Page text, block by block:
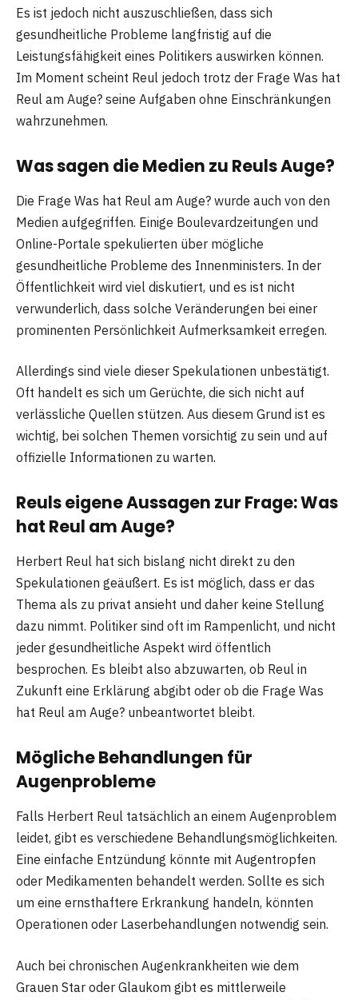
Es ist jedoch nicht auszuschließen, dass sich
gesundheitliche Probleme langfristig auf die
Leistungsfähigkeit eines Politikers auswirken können.
Im Moment scheint Reul jedoch trotz der Frage Was hat
Reul am Auge? seine Aufgaben ohne Einschränkungen
wahrzunehmen.
Was sagen die Medien zu Reuls Auge?
Die Frage Was hat Reul am Auge? wurde auch von den
Medien aufgegriffen. Einige Boulevardzeitungen und
Online-Portale spekulierten über mögliche
gesundheitliche Probleme des Innenministers. In der
Öffentlichkeit wird viel diskutiert, und es ist nicht
verwunderlich, dass solche Veränderungen bei einer
prominenten Persönlichkeit Aufmerksamkeit erregen.
Allerdings sind viele dieser Spekulationen unbestätigt.
Oft handelt es sich um Gerüchte, die sich nicht auf
verlässliche Quellen stützen. Aus diesem Grund ist es
wichtig, bei solchen Themen vorsichtig zu sein und auf
offizielle Informationen zu warten.
Reuls eigene Aussagen zur Frage: Was
hat Reul am Auge?
Herbert Reul hat sich bislang nicht direkt zu den
Spekulationen geäußert. Es ist möglich, dass er das
Thema als zu privat ansieht und daher keine Stellung
dazu nimmt. Politiker sind oft im Rampenlicht, und nicht
jeder gesundheitliche Aspekt wird öffentlich
besprochen. Es bleibt also abzuwarten, ob Reul in
Zukunft eine Erklärung abgibt oder ob die Frage Was
hat Reul am Auge? unbeantwortet bleibt.
Mögliche Behandlungen für
Augenprobleme
Falls Herbert Reul tatsächlich an einem Augenproblem
leidet, gibt es verschiedene Behandlungsmöglichkeiten.
Eine einfache Entzündung könnte mit Augentropfen
oder Medikamenten behandelt werden. Sollte es sich
um eine ernsthaftere Erkrankung handeln, könnten
Operationen oder Laserbehandlungen notwendig sein.
Auch bei chronischen Augenkrankheiten wie dem
Grauen Star oder Glaukom gibt es mittlerweile